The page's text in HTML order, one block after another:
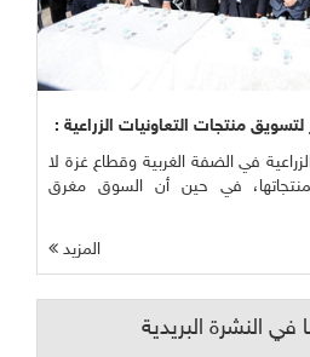
منتجات التعاونيات الزراعية :
في الضفة الغربية وقطاع غزة لا
في حين أن السوق مغرق
المزيد
النشرة البريدية